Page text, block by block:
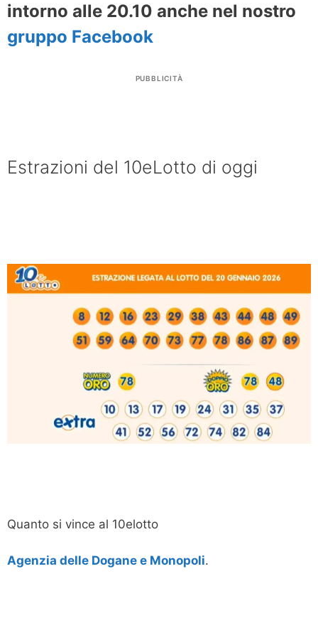
intorno alle 20.10 anche nel nostro
gruppo Facebook
PUBBLICITÀ
Estrazioni del 10eLotto di oggi
Quanto si vince al 10elotto
Agenzia delle Dogane e Monopoli.